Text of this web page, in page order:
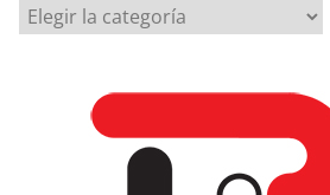
Ú
l